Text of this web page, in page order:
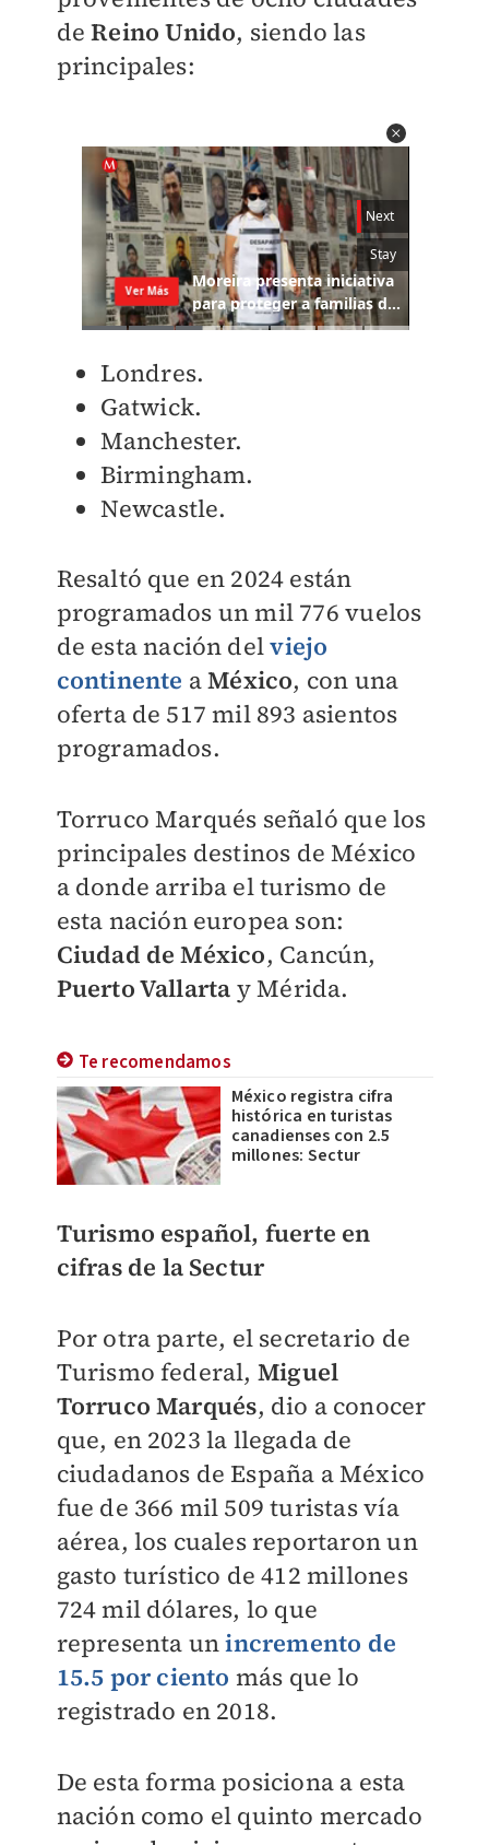
deReino Unido, siendo las
principales:
Londres.
Gatwick.
Manchester.
Birmingham.
Newcastle.
Resaltó que en 2024 están
programados un mil 776 vuelos
de esta nación delviejo
continente aMéxico, con una
oferta de 517 mil 893 asientos
programados.
Torruco Marqués señaló que los
principales destinos de México
a donde arriba el turismo de
esta nación europea son:
Ciudad de México, Cancún,
Puerto Vallarta y Mérida.
Te recomendamos
México registra cifra
histórica en turistas
canadienses con 2.5
millones: Sectur
Turismo español, fuerte en
cifras de la Sectur
Por otra parte, el secretario de
Turismo federal, Miguel
Torruco Marqués, dio a conocer
que, en 2023 la llegada de
ciudadanos de España a México
fue de 366 mil 509 turistas vía
aérea, los cuales reportaron un
gasto turístico de 412 millones
724 mil dólares, lo que
representa unincremento de
15.5 por ciento más que lo
registrado en 2018.
De esta forma posiciona a esta
nación como el quinto mercado